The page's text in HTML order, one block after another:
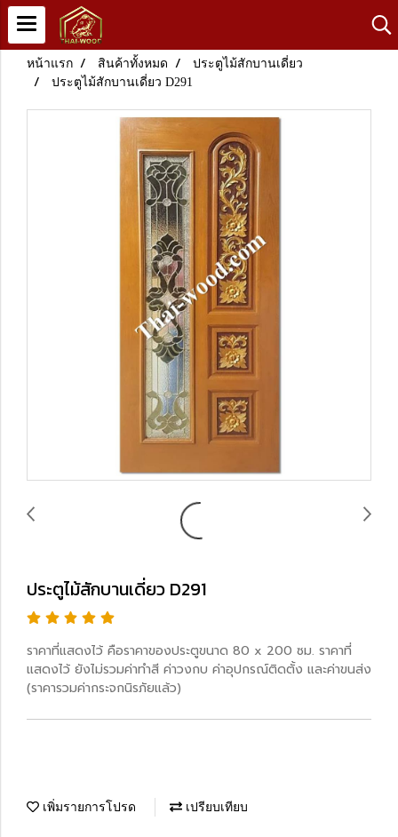
หน้าแรก สินค้าทั้งหมด
ประตูไม้สักบานเดี่ยว
ประตูไม้สักบานเดี่ยว D291
ประตูไม้สักบานเดี่ยว D291
ราคาที่แสดงไว้ คือราคาของประตูขนาด 80 x 200 ซม. ราคาที่
แสดงไว้ ยังไม่รวมค่าทำสี ค่าวงกบ ค่าอุปกรณ์ติดตั้ง และค่าขนส่ง
(ราคารวมค่ากระจกนิรภัยแล้ว)
เพิ่มรายการโปรด เปรียบเทียบ